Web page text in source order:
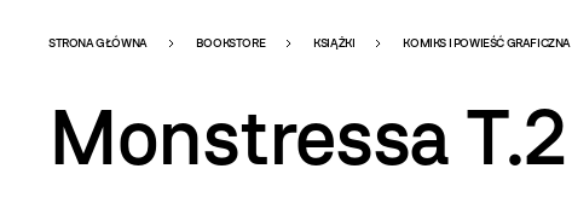
Bookstore
-
STRONA GŁÓWNA BOOKSTORE KSIĄŻKI KOMIKS I POWIEŚĆ GRAFICZNA
Monstressa T.2